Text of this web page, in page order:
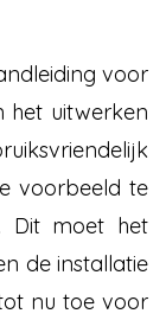
voor
het uitwerken
voorbeeld te
Dit moet het
de installatie
nu toe voor